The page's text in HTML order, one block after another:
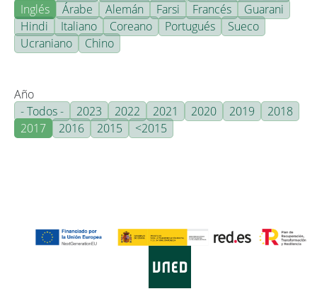
Inglés
Árabe Alemán Farsi Francés
Guarani
Hindi
Italiano Coreano Portugués
Sueco
Ucraniano
Chino
Año
- Todos -
2023 2022 2021 2020 2019
2018
2017
2016 2015 <2015